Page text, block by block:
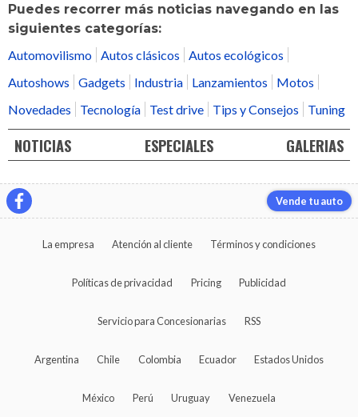
Puedes recorrer más noticias navegando en las
siguientes categorías:
Automovilismo Autos clásicos
Autos ecológicos
Autoshows
Gadgets Industria Lanzamientos
Motos
Novedades
Tecnología Test drive Tips y Consejos Tuning
NOTICIAS ESPECIALES GALERIAS
Vende tu auto
La empresa Atención al cliente Términos y condiciones
Políticas de privacidad Pricing Publicidad
Servicio para Concesionarias RSS
Argentina Chile Colombia Ecuador Estados Unidos
México Perú Uruguay Venezuela